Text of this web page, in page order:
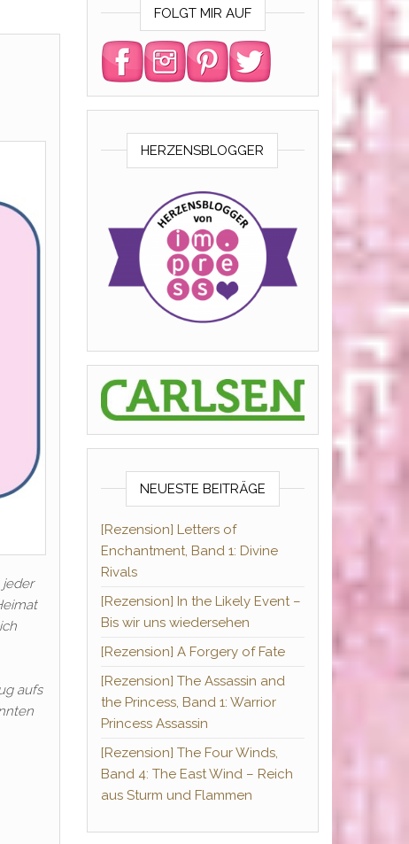
aufs
FOLGT MIR AUF
HERZENSBLOGGER
NEUESTE BEITRÄGE
[Rezension] Letters of
Enchantment, Band 1: Divine
Rivals
[Rezension] In the Likely Event –
Bis wir uns wiedersehen
[Rezension] A Forgery of Fate
[Rezension] The Assassin and
the Princess, Band 1: Warrior
Princess Assassin
[Rezension] The Four Winds,
Band 4: The East Wind – Reich
aus Sturm und Flammen